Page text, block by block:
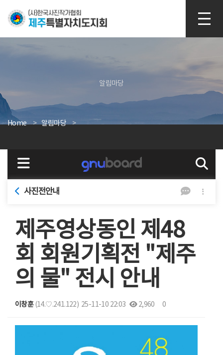
알림마당
Home 알림마당
사진전안내
제주영상동인 제48
회 회원기획전 "제주
의 물" 전시 안내
이창훈(14.♡.241.122) 25-11-10 22:03 2,960 0